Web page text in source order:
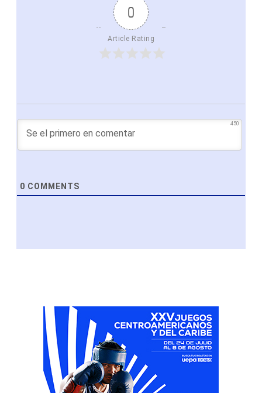
0
Article Rating
450
0 COMMENTS